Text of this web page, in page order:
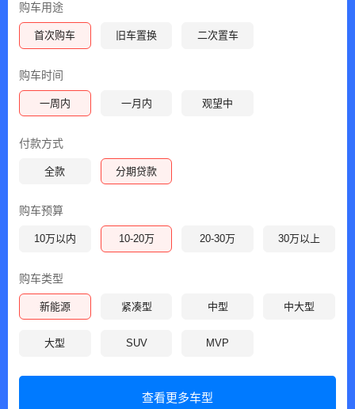
购车用途
首次购车 旧车置换 二次置车
购车时间
一周内 一月内 观望中
付款方式
全款 分期贷款
购车预算
10万以内 10-20万 20-30万 30万以上
购车类型
新能源 紧凑型 中型 中大型
大型 SUV MVP
查看更多车型